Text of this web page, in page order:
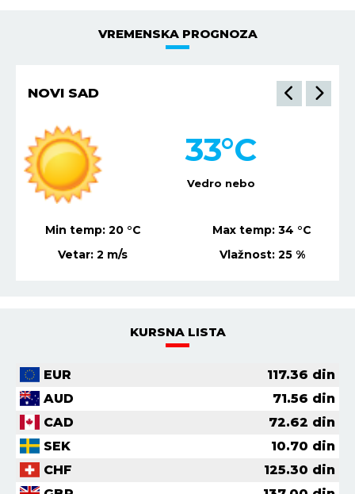
VREMENSKA PROGNOZA
NIŠ
Vedro nebo
35°C
Min temp:21 °C Max temp:36 °C
Vetar: 4 m/s Vlažnost: 29 %
KURSNA LISTA
EUR 117.36 din
AUD
71.56 din
CAD
72.62 din
SEK
10.70 din
CHF
125.30 din